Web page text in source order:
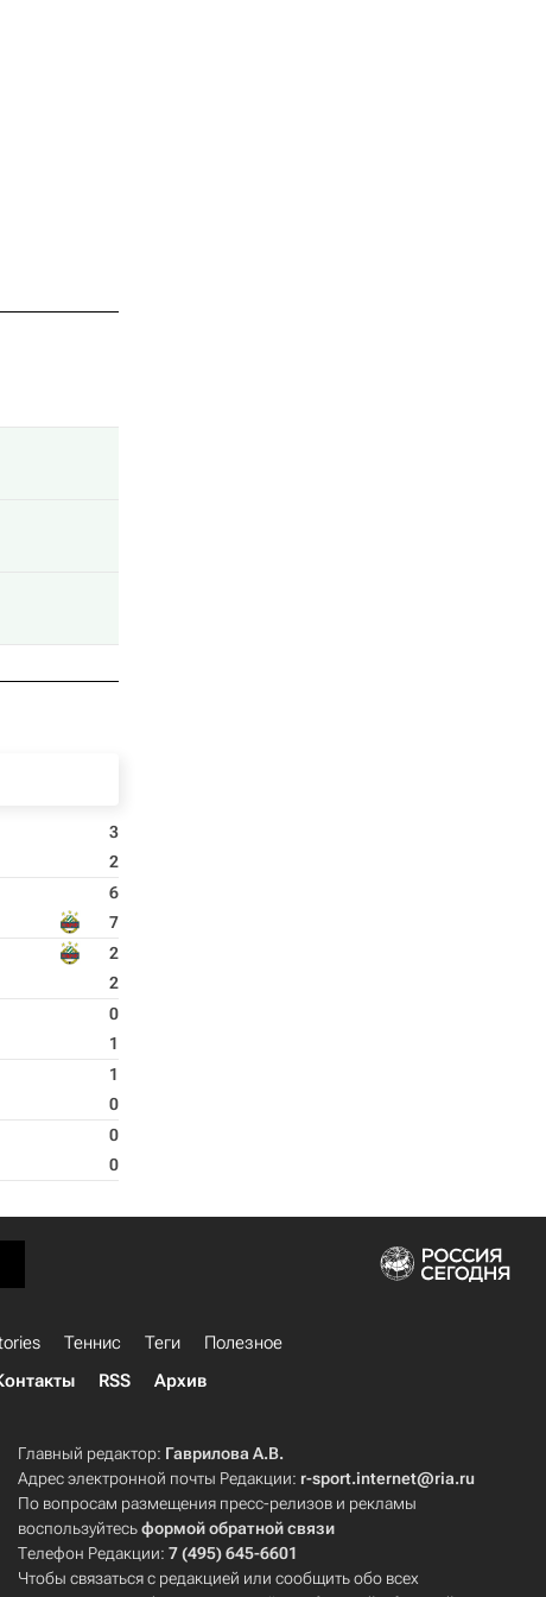
3
2
6
7
2
2
0
1
1
0
0
0
Теннис Теги
Полезное
RSS Архив
Главный редактор: Гаврилова А.В.
Адрес электронной почты Редакции: r-sport.internet@ria.ru
По вопросам размещения пресс-релизов и рекламы
воспользуйтесьформой обратной связи
Телефон Редакции:7 (495) 645-6601
Чтобы связаться с редакцией или сообщить обо всех